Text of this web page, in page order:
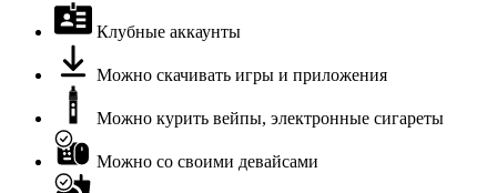
Клубные аккаунты
Можно скачивать игры и приложения
Можно курить вейпы, электронные сигареты
Можно со своими девайсами